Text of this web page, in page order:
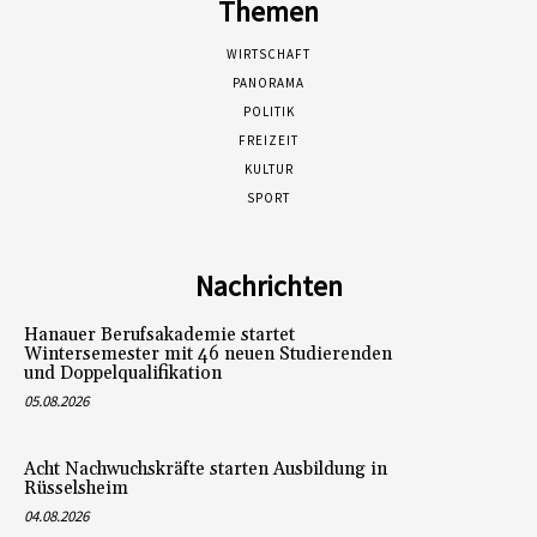
Themen
WIRTSCHAFT
PANORAMA
POLITIK
FREIZEIT
KULTUR
SPORT
Nachrichten
Hanauer Berufsakademie startet
Wintersemester mit 46 neuen Studierenden
und Doppelqualifikation
05.08.2026
Acht Nachwuchskräfte starten Ausbildung in
Rüsselsheim
04.08.2026